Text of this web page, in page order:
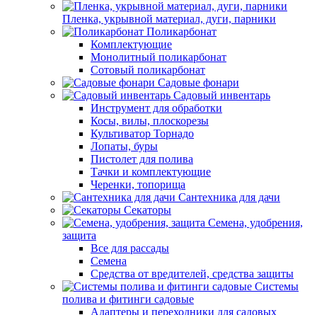
Пленка, укрывной материал, дуги, парники
Поликарбонат
Комплектующие
Монолитный поликарбонат
Сотовый поликарбонат
Садовые фонари
Садовый инвентарь
Инструмент для обработки
Косы, вилы, плоскорезы
Культиватор Торнадо
Лопаты, буры
Пистолет для полива
Тачки и комплектующие
Черенки, топорища
Сантехника для дачи
Секаторы
Семена, удобрения,
защита
Все для рассады
Семена
Средства от вредителей, средства защиты
Системы
полива и фитинги садовые
Адаптеры и переходники для садовых